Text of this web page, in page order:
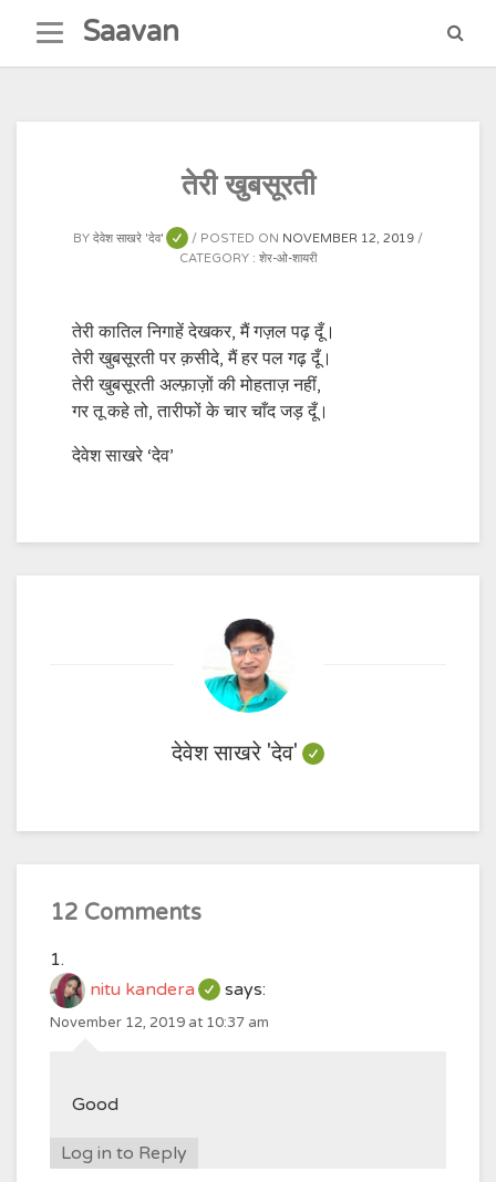
content
Saavan
तेरी खुबसूरती
BY देवेश साखरे 'देव' POSTED ON NOVEMBER 12, 2019
CATEGORY : शेर-ओ-शायरी
तेरी कातिल निगाहें देखकर, मैं गज़ल पढ़ दूँ।
तेरी खुबसूरती पर क़सीदे, मैं हर पल गढ़ दूँ।
तेरी खुबसूरती अल्फ़ाज़ों की मोहताज़ नहीं,
गर तू कहे तो, तारीफों के चार चाँद जड़ दूँ।
देवेश साखरे ‘देव’
देवेश साखरे 'देव'
12 Comments
nitu kandera says:
November 12, 2019 at 10:37 am
Good
Log in to Reply